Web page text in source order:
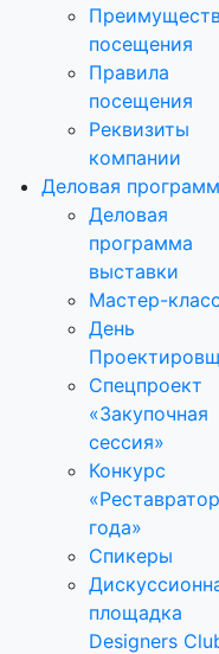
посещения
Правила
посещения
Реквизиты
компании
Деловая
Деловая
программа
выставки
Мастер-
День
Спецпроект
«Закупочная
сессия»
Конкурс
«Реставратор
года»
Спикеры
площадка
Designers